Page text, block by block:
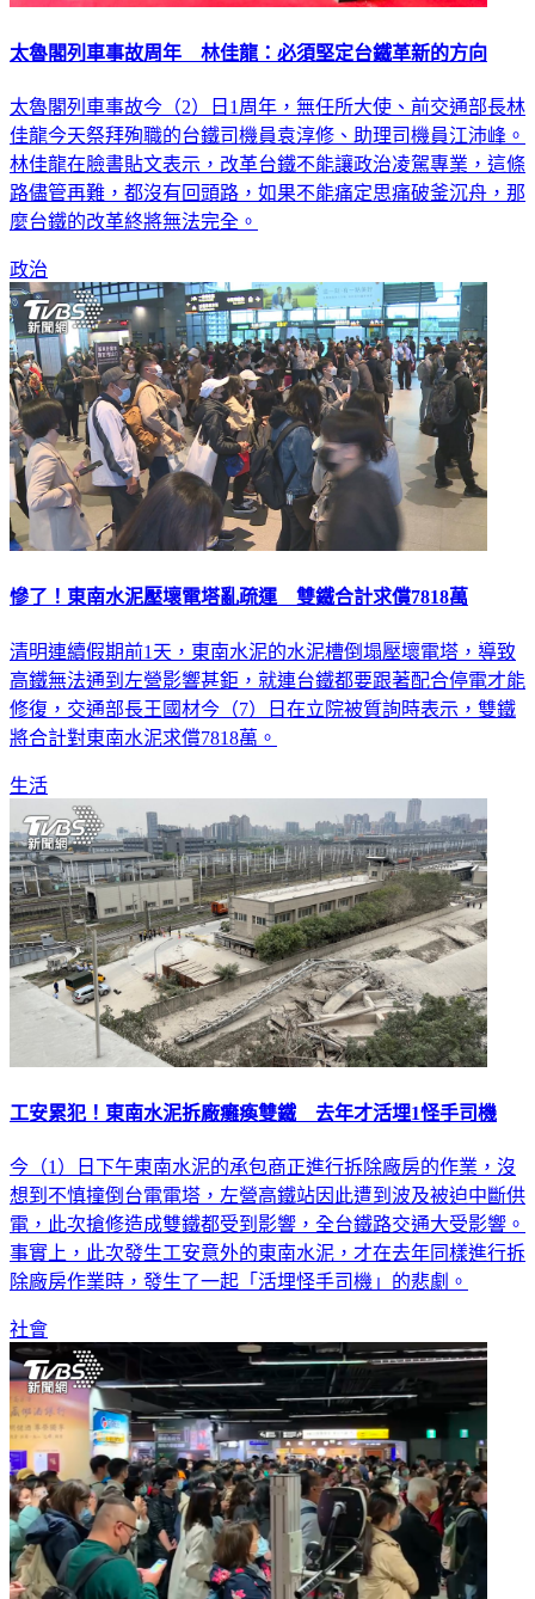
太魯閣列車事故周年 林佳龍：必須堅定台鐵革新的方向
太魯閣列車事故今（2）日1周年，無任所大使、前交通部長林
佳龍今天祭拜殉職的台鐵司機員袁淳修、助理司機員江沛峰。
林佳龍在臉書貼文表示，改革台鐵不能讓政治凌駕專業，這條
路儘管再難，都沒有回頭路，如果不能痛定思痛破釜沉舟，那
麼台鐵的改革終將無法完全。
政治
慘了！東南水泥壓壞電塔亂疏運 雙鐵合計求償7818萬
清明連續假期前1天，東南水泥的水泥槽倒塌壓壞電塔，導致
高鐵無法通到左營影響甚鉅，就連台鐵都要跟著配合停電才能
修復，交通部長王國材今（7）日在立院被質詢時表示，雙鐵
將合計對東南水泥求償7818萬。
生活
工安累犯！東南水泥拆廠癱瘓雙鐵 去年才活埋1怪手司機
今（1）日下午東南水泥的承包商正進行拆除廠房的作業，沒
想到不慎撞倒台電電塔，左營高鐵站因此遭到波及被迫中斷供
電，此次搶修造成雙鐵都受到影響，全台鐵路交通大受影響。
事實上，此次發生工安意外的東南水泥，才在去年同樣進行拆
除廠房作業時，發生了一起「活埋怪手司機」的悲劇。
社會